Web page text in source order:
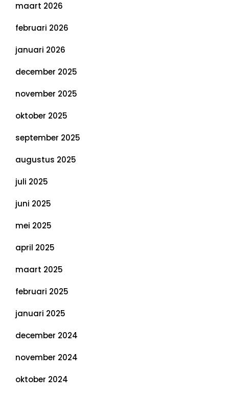
maart 2026
februari 2026
januari 2026
december 2025
november 2025
oktober 2025
september 2025
augustus 2025
juli 2025
juni 2025
mei 2025
april 2025
maart 2025
februari 2025
januari 2025
december 2024
november 2024
oktober 2024